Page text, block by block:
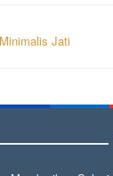
Jati